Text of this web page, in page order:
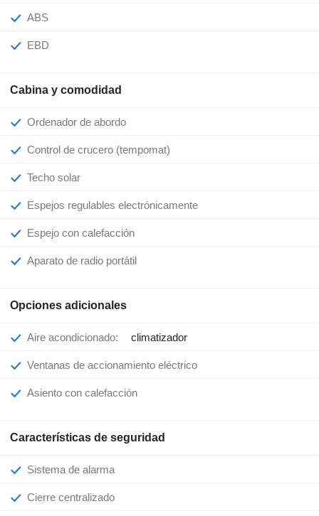
ABS
EBD
Cabina y comodidad
Ordenador de abordo
Control de crucero (tempomat)
Techo solar
Espejos regulables electrónicamente
Espejo con calefacción
Aparato de radio portátil
Opciones adicionales
Aire acondicionado: climatizador
Ventanas de accionamiento eléctrico
Asiento con calefacción
Características de seguridad
Sistema de alarma
Cierre centralizado